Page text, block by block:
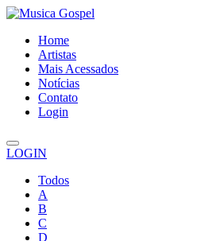
Home
Artistas
Mais Acessados
Notícias
Contato
Login
LOGIN
Todos
A
B
C
D